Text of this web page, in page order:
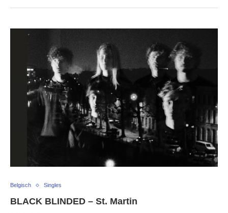
Belgisch Singles
BLACK BLINDED – St. Martin